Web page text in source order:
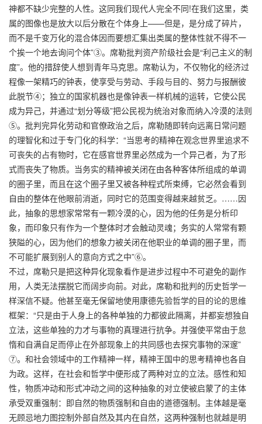
神都不缺少完整的人性。这同我们现代人完全不同!在我们这里，类
属的图像也是放大以后分散在个体身上——但是，是分成了碎片，
而不是千变万化的混合体因而要想汇集出类属的整体性就不得不一
个挨一个地去询问个体”③。席勒批判资产阶级社会是“利己主义的制
度”。他的措辞使人想到青年马克思。席勒认为，不仅物化的经济过
程像一架精巧的钟表，使享受与劳动、手段与目的、努力与报酬彼
此脱节④；独立的国家机器也是像钟表一样机械的运转，它使公民
成为异己，并通过“划分等级”把公民视为统治对象而纳入冷漠的法则
⑤。批判完异化劳动和官僚政治之后，席勒随即转向远离日常问题
的理智化和过于专门化的科学：“当思考的精神在观念世界里追求不
可丧失的占有物时，它在感官世界里必然成为一个异己者，为了形
式而丧失了物质。当务实的精神被关闭在由各种客体所组成的单调
的圈子里，而且在这个圈子里又被各种程式所束缚，它必然会看到
自由的整体在他眼前消逝，同时它的范围变得越来越贫乏。……因
此，抽象的思想家常常有一颗冷漠的心，因为他的任务是分析印
象，而印象只有作为一个整体时才会触动灵魂；务实的人常常有颗
狭隘的心，因为他们的想象力被关闭在他职业的单调的圈子里，而
不可能扩展到别人的意向方式之中”⑥。
不过，席勒只是把这种异化现象看作是进步过程中不可避免的副作
用，人类无法摆脱它而阔步向前。对此，席勒和批判的历史哲学一
样深信不疑。他甚至毫无保留地使用康德先验哲学的目的论的思维
框架：“只是由于人身上的各种单独的力都彼此隔离，并都妄想独自
立法，这些单独的力才与事物的真理进行抗争。并强使平常由于怠
惰和自满自足而停止在外部现象上的共同感也去探究事物的深邃”
⑦。和社会领域中的工作精神一样，精神王国中的思考精神也各自
为政。这样，在社会和哲学中便形成了两种对立的立法。感性和知
性，物质冲动和形式冲动之间的这种抽象的对立使被启蒙了的主体
承受双重强制：即自然的物质强制和自由的道德强制。主体越是毫
无顾忌地力图控制外部自然及其内在自然，这两种强制也就越是明